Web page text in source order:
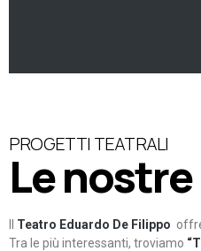
PROGETTI TEATRALI
Le
Teatro Eduardo De Filippo
Tra le più interessanti, troviamo